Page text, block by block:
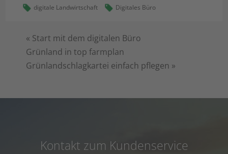
digitale Landwirtschaft
Digitales Büro
« Start mit dem digitalen Büro
Grünland in top farmplan
Grünlandschlagkartei einfach pflegen »
Kontakt zum Kundenservice